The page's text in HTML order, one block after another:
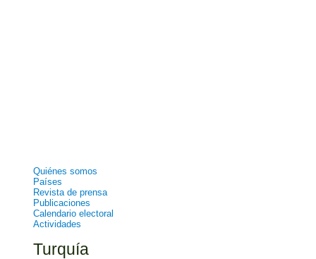
Quiénes somos
Países
Revista de prensa
Publicaciones
Calendario electoral
Actividades
Turquía